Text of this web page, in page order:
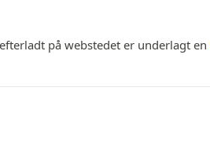
på webstedet er underlagt en